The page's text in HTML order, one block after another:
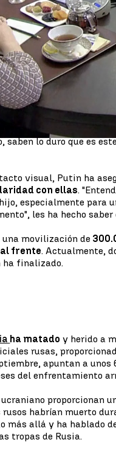
viernes con las
en Ucrania como
este acto, el dirigente
la pérdida de sus
aquellos que han
el Gobierno de este
Un dolor del que ha
más que ellos y sus
saben lo duro que es
visual, Putin ha
con ellas.
especialmente para
les ha hecho
movilización de
frente. Actualmente,
ha finalizado.
ha matado y herido a
rusas,
apuntan a
del enfrentamiento
proporcionan
rusos habrían muerto
más allá y ha hablado
tropas de Rusia.